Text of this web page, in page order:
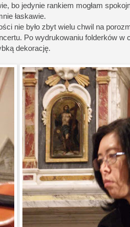
bo jedynie rankiem mogłam
łaskawie.
nie było zbyt wielu chwil na
Po wydrukowaniu folderków w
dekorację.